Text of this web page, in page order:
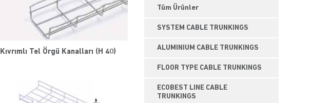
Kıvrımlı Tel Örgü Kanalları (H 40)
Tüm Ürünler
SYSTEM CABLE TRUNKINGS
ALUMINIUM CABLE TRUNKINGS
FLOOR TYPE CABLE TRUNKINGS
ECOBEST LINE CABLE
TRUNKINGS